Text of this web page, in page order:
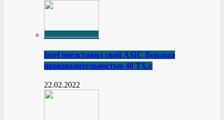
Intel представил свой ASIC Bonanza
производительностью 40 ТХ/с
22.02.2022